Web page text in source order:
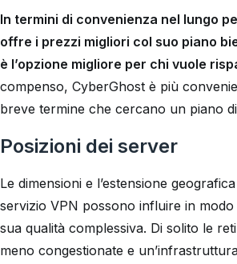
In termini di convenienza nel lungo
offre i prezzi migliori col suo piano
è l’opzione migliore per chi vuole
compenso, CyberGhost è più
breve termine che cercano un piano
Posizioni dei server
Le dimensioni e l’estensione
servizio VPN possono influire in modo
sua qualità complessiva. Di solito le
meno congestionate e